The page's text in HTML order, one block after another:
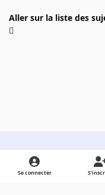
Aller sur la liste des
Light ModeDark ModeSystem
Se connecter